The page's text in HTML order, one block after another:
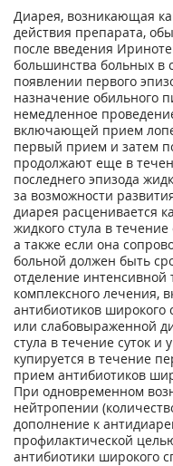
Диарея, возникающая
действия препарата,
после введения
большинства больных в
появлении первого
назначение обильного
немедленное
включающей прием
первый прием и затем
продолжают еще в
последнего эпизода
за возможности
диарея расценивается
жидкого стула в
а также если она
больной должен быть
отделение
комплексного лечения,
антибиотиков широкого
или слабовыраженной
стула в течение суток
купируется в течение
прием антибиотиков
При одновременном
нейтропении
дополнение к
профилактической
антибиотики широкого